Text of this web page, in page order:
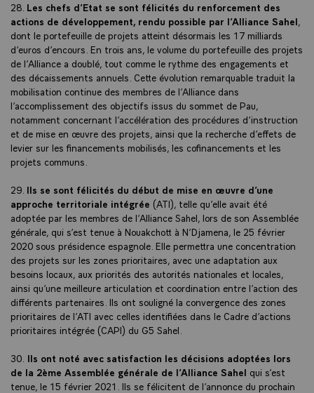
28. Les chefs d’Etat se sont félicités du renforcement des
actions de développement, rendu possible par l’Alliance Sahel,
dont le portefeuille de projets atteint désormais les 17 milliards
d’euros d’encours. En trois ans, le volume du portefeuille des projets
de l’Alliance a doublé, tout comme le rythme des engagements et
des décaissements annuels. Cette évolution remarquable traduit la
mobilisation continue des membres de l’Alliance dans
l’accomplissement des objectifs issus du sommet de Pau,
notamment concernant l’accélération des procédures d’instruction
et de mise en œuvre des projets, ainsi que la recherche d’effets de
levier sur les financements mobilisés, les cofinancements et les
projets communs.
29. Ils se sont félicités du début de mise en œuvre d’une
approche territoriale intégrée (ATI), telle qu’elle avait été
adoptée par les membres de l’Alliance Sahel, lors de son Assemblée
générale, qui s’est tenue à Nouakchott à N’Djamena, le 25 février
2020 sous présidence espagnole. Elle permettra une concentration
des projets sur les zones prioritaires, avec une adaptation aux
besoins locaux, aux priorités des autorités nationales et locales,
ainsi qu’une meilleure articulation et coordination entre l’action des
différents partenaires. Ils ont souligné la convergence des zones
prioritaires de l’ATI avec celles identifiées dans le Cadre d’actions
prioritaires intégrée (CAPI) du G5 Sahel.
30. Ils ont noté avec satisfaction les décisions adoptées lors
de la 2ème Assemblée générale de l’Alliance Sahel qui s’est
tenue, le 15 février 2021. Ils se félicitent de l’annonce du prochain